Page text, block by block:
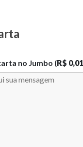
no Jumbo (R$ 0,01